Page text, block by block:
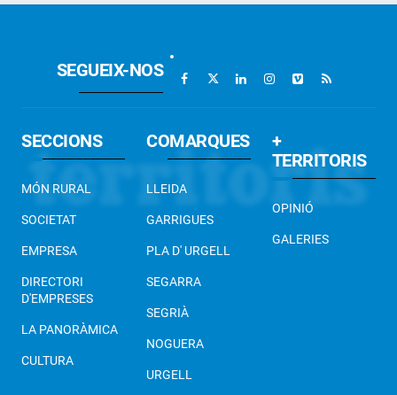
SEGUEIX-NOS
SECCIONS
MÓN RURAL
SOCIETAT
EMPRESA
DIRECTORI
D'EMPRESES
LA PANORÀMICA
CULTURA
COMARQUES
LLEIDA
GARRIGUES
PLA D' URGELL
SEGARRA
SEGRIÀ
NOGUERA
URGELL
+
TERRITORIS
OPINIÓ
GALERIES